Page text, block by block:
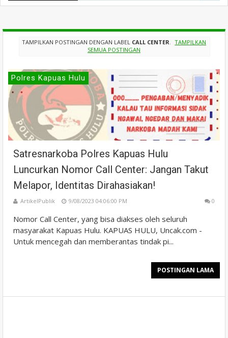
TAMPILKAN POSTINGAN DENGAN LABEL CALL CENTER. TAMPILKAN
SEMUA POSTINGAN
Polres Kapuas Hulu
Satresnarkoba Polres Kapuas Hulu
Luncurkan Nomor Call Center: Jangan Takut
Melapor, Identitas Dirahasiakan!
ArtikelPublik 9/08/2023 04:06:00 PM 0
Nomor Call Center, yang bisa diakses oleh seluruh
masyarakat Kapuas Hulu. KAPUAS HULU, Uncak.com -
Untuk mencegah dan memberantas tindak pi...
POSTINGAN LAMA